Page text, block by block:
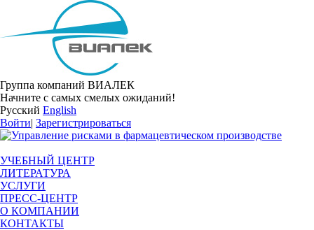
Группа компаний ВИАЛЕК
Начните с самых смелых ожиданий!
Русский English
Войти| Зарегистрироваться
УЧЕБНЫЙ ЦЕНТР
ЛИТЕРАТУРА
УСЛУГИ
ПРЕСС-ЦЕНТР
О КОМПАНИИ
КОНТАКТЫ